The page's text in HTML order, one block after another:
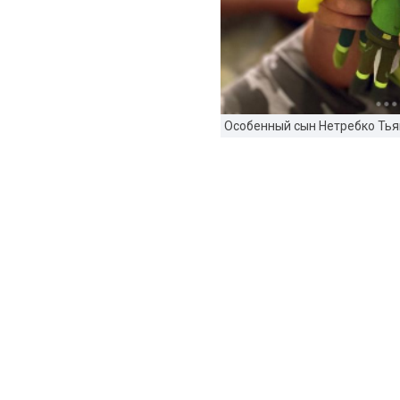
Особенный сын Нетребко